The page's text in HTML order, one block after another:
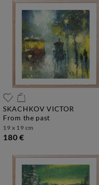
SKACHKOV VICTOR
from the past
19 x 19 cm
180 €